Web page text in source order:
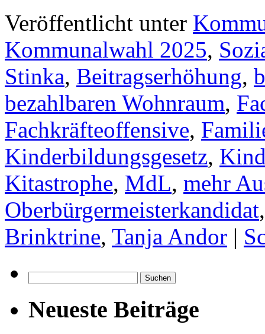
Veröffentlicht unter
Kommunalwahl 2025,
Stinka, Beitragserhöhung,
bezahlbaren Wohnraum,
Fachkräfteoffensive,
Kinderbildungsgesetz,
Kitastrophe, MdL, mehr
Oberbürgermeisterkandidat
Brinktrine, Tanja Andor |
nach:
Neueste Beiträge